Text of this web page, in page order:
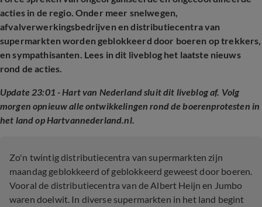
acties in de regio. Onder meer snelwegen,
afvalverwerkingsbedrijven en distributiecentra van
supermarkten worden geblokkeerd door boeren op trekkers,
en sympathisanten. Lees in dit liveblog het laatste nieuws
rond de acties.
Update 23:01 - Hart van Nederland sluit dit liveblog af. Volg
morgen opnieuw alle ontwikkelingen rond de boerenprotesten in
het land op Hartvannederland.nl.
Zo'n twintig distributiecentra van supermarkten zijn
maandag geblokkeerd of geblokkeerd geweest door boeren.
Vooral de distributiecentra van de Albert Heijn en Jumbo
waren doelwit. In diverse supermarkten in het land begint